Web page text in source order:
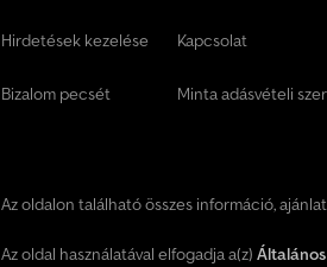
Hirdetések kezelése
Bizalom pecsét
Kapcsolat
Minta adásvételi
Az oldalon található összes információ,
Az oldal használatával elfogadja a(z)